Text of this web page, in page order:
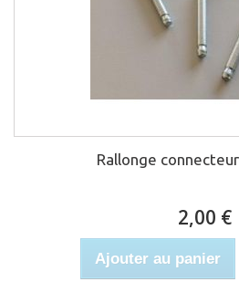
Rallonge
2,00 €
Ajouter au panier